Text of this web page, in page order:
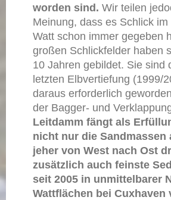
worden sind. Wir teilen
Meinung, dass es Schlick
Watt schon immer gegeben
großen Schlickfelder haben
10 Jahren gebildet. Sie sind
letzten Elbvertiefung (1999/
daraus erforderlich
der Bagger- und
Leitdamm fängt als
nicht nur die Sandmassen
jeher von West nach Ost
zusätzlich auch feinste
seit 2005 in unmittelbarer
Wattflächen bei Cuxhaven